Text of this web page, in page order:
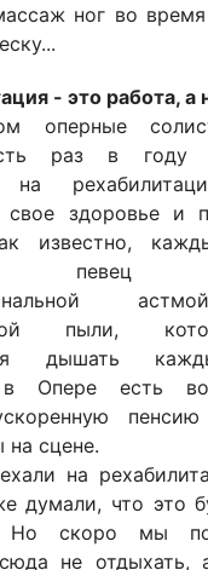
ног во
- это работа, а
оперные
раз в году
на
свое здоровье и
известно,
певец
пыли,
дышать
Опере есть
на сцене.
на
думали, что это
Но скоро мы
не отдыхать,